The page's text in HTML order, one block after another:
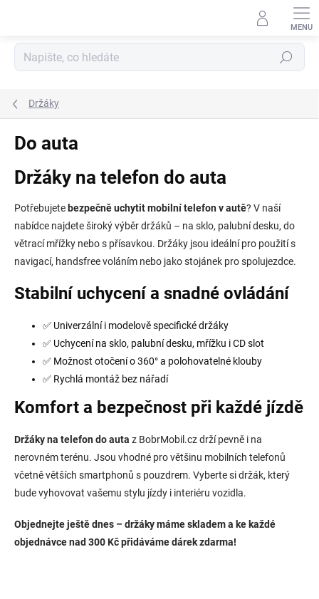
Hledat
Držáky
Do auta
Držáky na telefon do auta
Potřebujete bezpečně uchytit mobilní telefon v autě? V naší
nabídce najdete široký výběr držáků – na sklo, palubní desku, do
větrací mřížky nebo s přísavkou. Držáky jsou ideální pro použití s
navigací, handsfree voláním nebo jako stojánek pro spolujezdce.
Stabilní uchycení a snadné ovládání
✅ Univerzální i modelově specifické držáky
✅ Uchycení na sklo, palubní desku, mřížku i CD slot
✅ Možnost otočení o 360° a polohovatelné klouby
✅ Rychlá montáž bez nářadí
Komfort a bezpečnost při každé jízdě
Držáky na telefon do auta z BobrMobil.cz drží pevně i na
nerovném terénu. Jsou vhodné pro většinu mobilních telefonů
včetně větších smartphonů s pouzdrem. Vyberte si držák, který
bude vyhovovat vašemu stylu jízdy i interiéru vozidla.
Objednejte ještě dnes – držáky máme skladem a ke každé
objednávce nad 300 Kč přidáváme dárek zdarma!